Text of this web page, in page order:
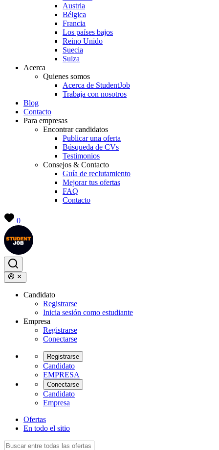
Austria
Bélgica
Francia
Los países bajos
Reino Unido
Suecia
Suiza
Acerca
Quienes somos
Acerca de StudentJob
Trabaja con nosotros
Blog
Contacto
Para empresas
Encontrar candidatos
Publicar una oferta
Búsqueda de CVs
Testimonios
Consejos & Contacto
Guía de reclutamiento
Mejorar tus ofertas
FAQ
Contacto
0
Candidato
Registrarse
Inicia sesión como estudiante
Empresa
Registrarse
Conectarse
Registrarse
Candidato
EMPRESA
Conectarse
Candidato
Empresa
Ofertas
En todo el sitio